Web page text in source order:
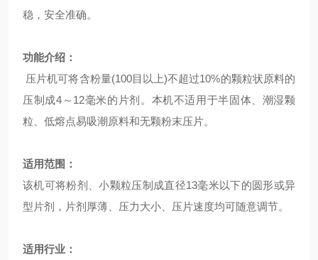
稳，安全准确。
功能介绍：
压片机可将含粉量(100目以上)不超过10%的颗粒状原料的
压制成4～12毫米的片剂。本机不适用于半固体、潮湿颗
粒、低熔点易吸潮原料和无颗粉末压片。
适用范围：
该机可将粉剂、小颗粒压制成直径13毫米以下的圆形或异
型片剂，片剂厚薄、压力大小、压片速度均可随意调节。
适用行业：